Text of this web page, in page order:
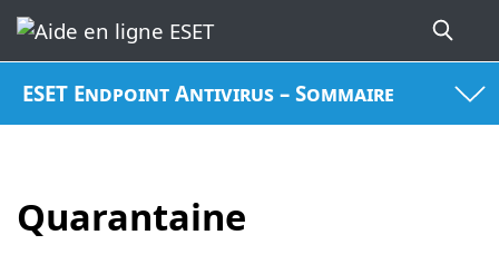
ESET Endpoint Antivirus – Sommaire
Quarantaine